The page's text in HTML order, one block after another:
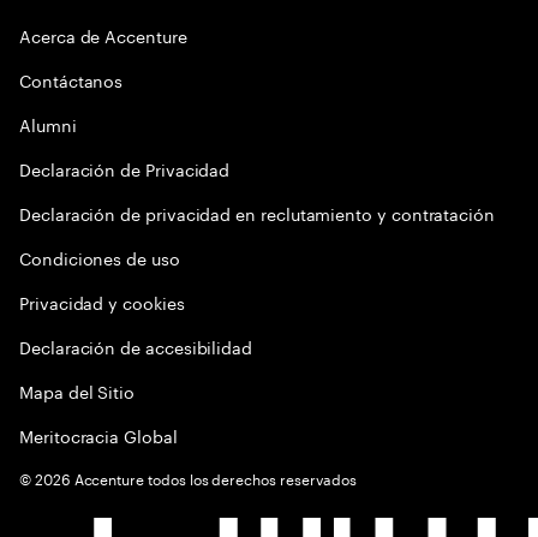
Acerca de Accenture
Contáctanos
Alumni
Declaración de Privacidad
Declaración de privacidad en reclutamiento y contratación
Condiciones de uso
Privacidad y cookies
Declaración de accesibilidad
Mapa del Sitio
Meritocracia Global
©2026 Accenture todos los derechos reservados